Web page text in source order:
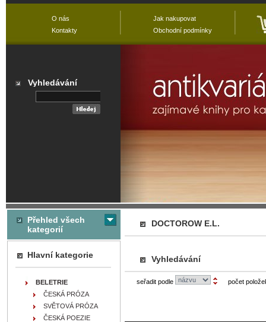
DOCTOROW E.L.
Vyhledávání
seřadit podle počet
Přehled všech
kategorií
Hlavní kategorie
BELETRIE
ČESKÁ PRÓZA
SVĚTOVÁ PRÓZA
ČESKÁ POEZIE
O nás
Kontakty
Jak nakupovat
Obchodní podmínky
Vyhledávání